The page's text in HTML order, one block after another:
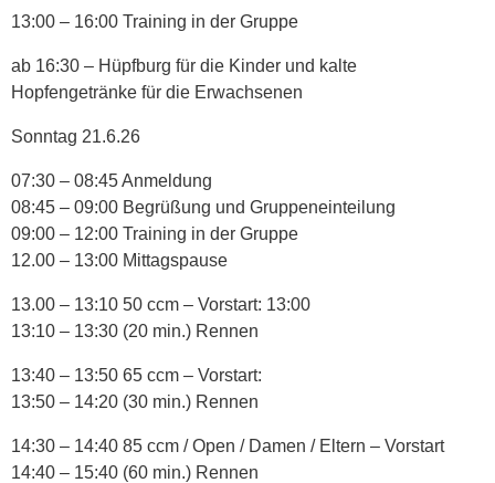
13:00 – 16:00 Training in der Gruppe
ab 16:30 – Hüpfburg für die Kinder und kalte
Hopfengetränke für die Erwachsenen
Sonntag 21.6.26
07:30 – 08:45 Anmeldung
08:45 – 09:00 Begrüßung und Gruppeneinteilung
09:00 – 12:00 Training in der Gruppe
12.00 – 13:00 Mittagspause
13.00 – 13:10 50 ccm – Vorstart: 13:00
13:10 – 13:30 (20 min.) Rennen
13:40 – 13:50 65 ccm – Vorstart:
13:50 – 14:20 (30 min.) Rennen
14:30 – 14:40 85 ccm / Open / Damen / Eltern – Vorstart
14:40 – 15:40 (60 min.) Rennen